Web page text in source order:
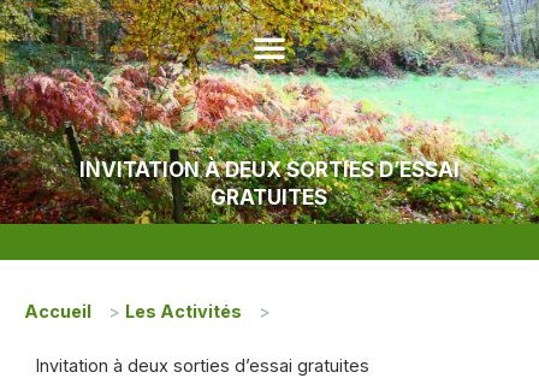
INVITATION À DEUX SORTIES D’ESSAI
GRATUITES
Accueil > Les Activités >
Invitation à deux sorties d’essai gratuites